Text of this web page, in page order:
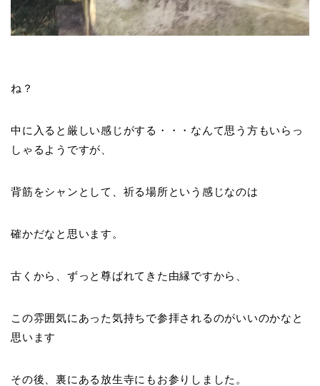
ね？
中に入ると厳しい感じがする・・・なんて思う方もいらっ
しゃるようですが、
背筋をシャンとして、祈る場所という感じなのは
確かだなと思います。
古くから、ずっと尊ばれてきた由縁ですから、
この雰囲気にあった気持ちで参拝されるのがいいのかなと
思います
その後、裏にある放生寺にもお参りしました。